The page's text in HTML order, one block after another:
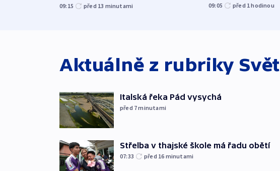
09:15 před 13 minutami 09:05 před 1hodinou
Aktuálně z rubriky Svět
Italská řeka Pád vysychá
před 7minutami
Střelba v thajské škole má řadu obětí
07:33 před 16 minutami